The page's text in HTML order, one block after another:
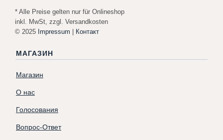
* Alle Preise gelten nur für Onlineshop
inkl. MwSt, zzgl. Versandkosten
© 2025 Impressum | Контакт
МАГАЗИН
Магазин
О нас
Голосования
Вопрос-Ответ